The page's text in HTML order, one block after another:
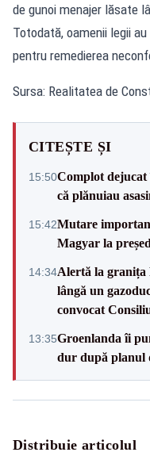
de gunoi menajer lăsate
Totodată, oamenii legii
pentru remedierea
Sursa: Realitatea de
CITEȘTE ȘI
15:50Complot dejucat
că plănuiau
15:42Mutare
Magyar la
14:34Alertă la granița
lângă un
convocat
13:35Groenlanda îi
dur după planul
Distribuie articolul